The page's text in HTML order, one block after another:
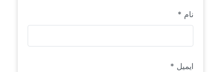
نام *
ایمیل *